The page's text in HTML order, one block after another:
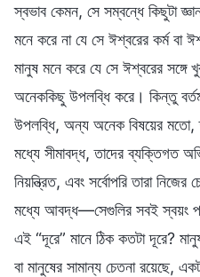
স্বভাব কেমন, সে সম্বন্ধে কিছুটা
মনে করে না যে সে ঈশ্বরের কর্ম বা
মানুষ মনে করে যে সে ঈশ্বরের সঙ্গে
অনেককিছু উপলব্ধি করে। কিন্তু
উপলব্ধি, অন্য অনেক বিষয়ের মতো,
মধ্যে সীমাবদ্ধ, তাদের ব্যক্তিগত
নিয়ন্ত্রিত, এবং সর্বোপরি তারা
মধ্যে আবদ্ধ—সেগুলির সবই স্বয়ং
এই “দূরে” মানে ঠিক কতটা দূরে?
বা মানুষের সামান্য চেতনা রয়েছে,